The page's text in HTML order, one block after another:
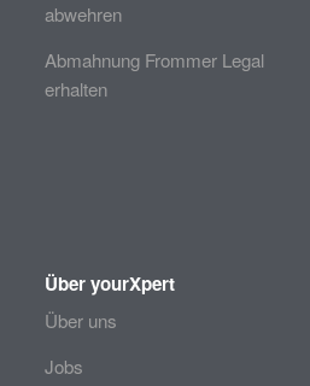
abwehren
Abmahnung Frommer Legal
erhalten
Über yourXpert
Über uns
Jobs